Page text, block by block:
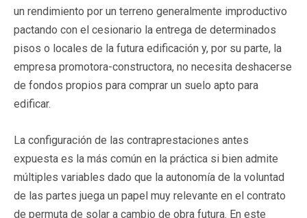
un rendimiento por un terreno generalmente improductivo
pactando con el cesionario la entrega de determinados
pisos o locales de la futura edificación y, por su parte, la
empresa promotora-constructora, no necesita deshacerse
de fondos propios para comprar un suelo apto para
edificar.
La configuración de las contraprestaciones antes
expuesta es la más común en la práctica si bien admite
múltiples variables dado que la autonomía de la voluntad
de las partes juega un papel muy relevante en el contrato
de permuta de solar a cambio de obra futura. En este